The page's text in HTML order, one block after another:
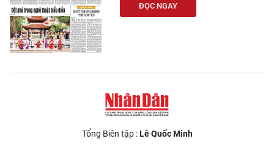
ĐỌC NGAY
Tổng Biên tập :Lê Quốc Minh